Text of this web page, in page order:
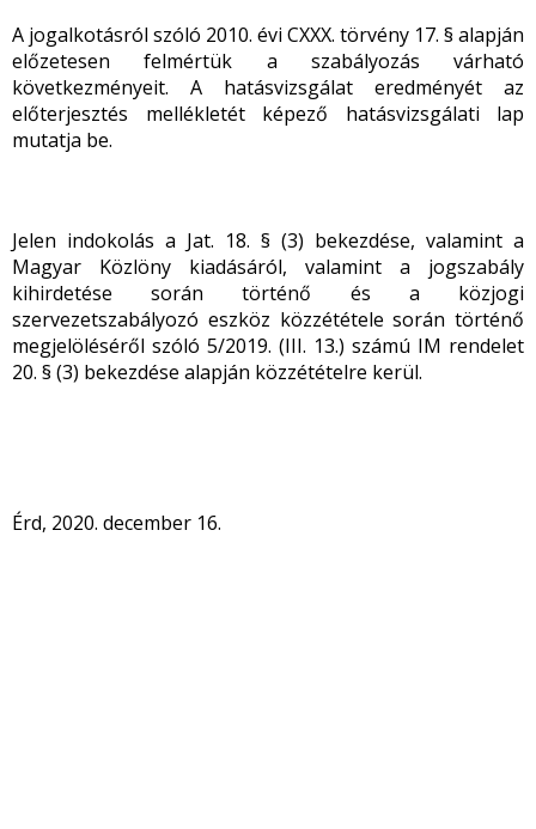
A jogalkotásról szóló 2010. évi CXXX. törvény 17. § alapján
előzetesen felmértük a szabályozás várható
következményeit. A hatásvizsgálat eredményét az
előterjesztés mellékletét képező hatásvizsgálati lap
mutatja be.
Jelen indokolás a Jat. 18. § (3) bekezdése, valamint a
Magyar Közlöny kiadásáról, valamint a jogszabály
kihirdetése során történő és a közjogi
szervezetszabályozó eszköz közzététele során történő
megjelöléséről szóló 5/2019. (III. 13.) számú IM rendelet
20. § (3) bekezdése alapján közzétételre kerül.
Érd, 2020. december 16.